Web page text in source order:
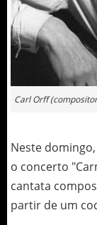
Carl Orff
Neste
o concerto
cantata
partir de um